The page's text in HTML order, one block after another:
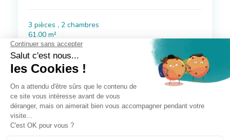
3 pièces , 2 chambres
61.00 m²
Voir le bien